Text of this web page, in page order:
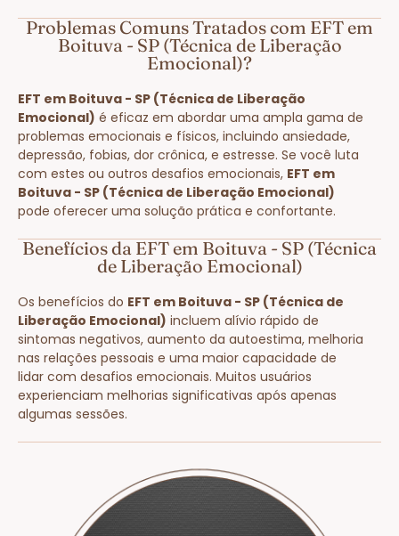
Problemas Comuns Tratados com EFT em
Boituva - SP (Técnica de Liberação
Emocional)?
EFT em Boituva - SP (Técnica de Liberação
Emocional) é eficaz em abordar uma ampla gama de
problemas emocionais e físicos, incluindo ansiedade,
depressão, fobias, dor crônica, e estresse. Se você luta
com estes ou outros desafios emocionais, EFT em
Boituva - SP (Técnica de Liberação Emocional)
pode oferecer uma solução prática e confortante.
Benefícios da EFT em Boituva - SP (Técnica
de Liberação Emocional)
Os benefícios do EFT em Boituva - SP (Técnica de
Liberação Emocional) incluem alívio rápido de
sintomas negativos, aumento da autoestima, melhoria
nas relações pessoais e uma maior capacidade de
lidar com desafios emocionais. Muitos usuários
experienciam melhorias significativas após apenas
algumas sessões.